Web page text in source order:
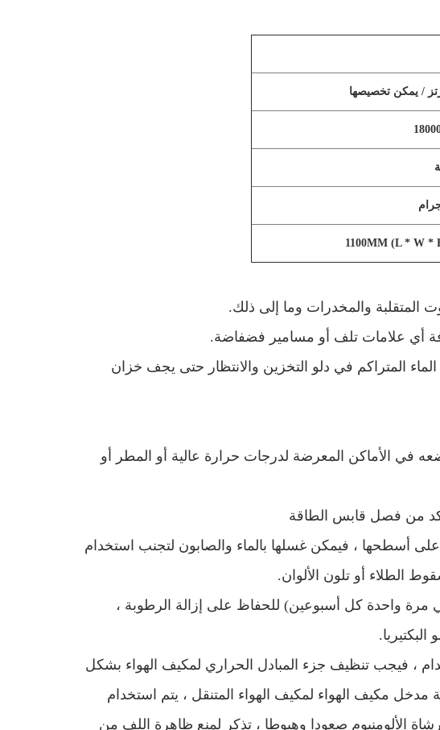
المتراكم في دلو التخزين والانتظار حتى يجف خزان
في الأماكن المعرضة لدرجات حرارة عالية أو المطر أو
على أسطحها ، فيمكن غسلها بالماء والصابون لتجنب استخدام
الطلاء أو تلون الألوان.
مرة واحدة كل أسبوعين) للحفاظ على إزالة الرطوبة ،
، فيجب تنظيف جزء المبادل الحراري لمكيف الهواء بشكل
مدخل مكيف الهواء لمكيف الهواء المتنقل ، يتم استخدام
الألومنيوم صعودا وهبوطا ، تذكر لمنع ظاهرة اللف من